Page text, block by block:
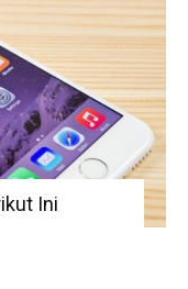
Ini